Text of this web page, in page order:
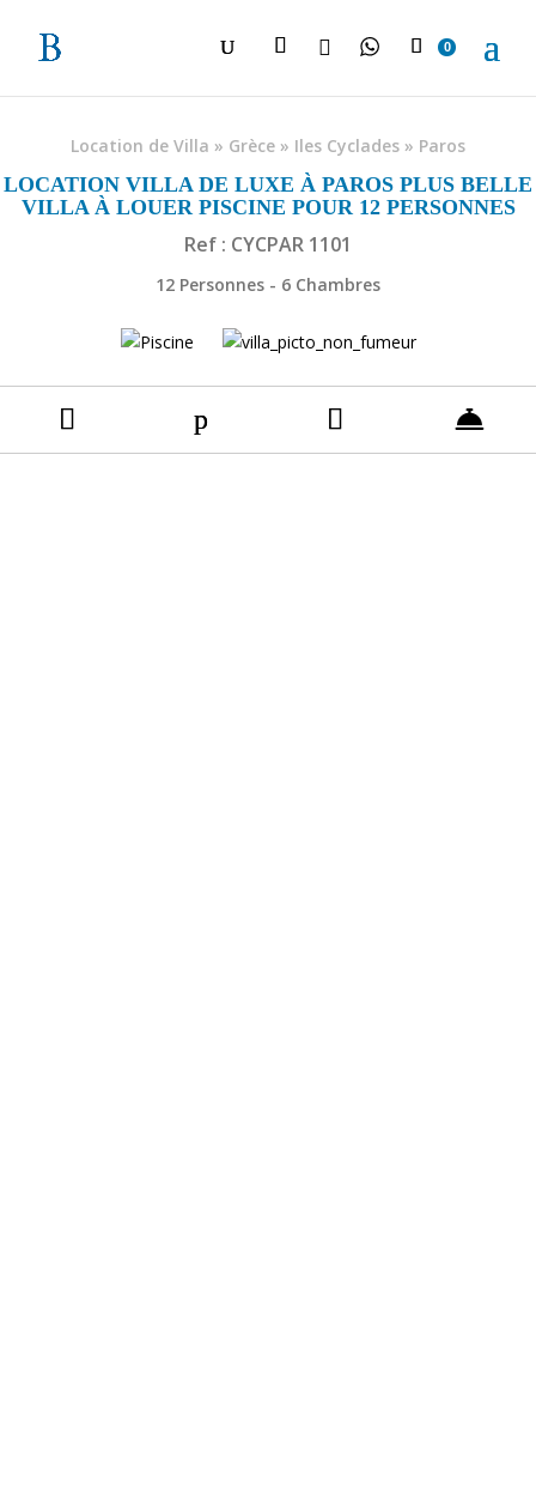
 0
Location de Villa » Grèce » Iles Cyclades » Paros
LOCATION VILLA DE LUXE À PAROS PLUS BELLE
VILLA À LOUER PISCINE POUR 12 PERSONNES
Ref : CYCPAR 1101
12 Personnes - 6 Chambres